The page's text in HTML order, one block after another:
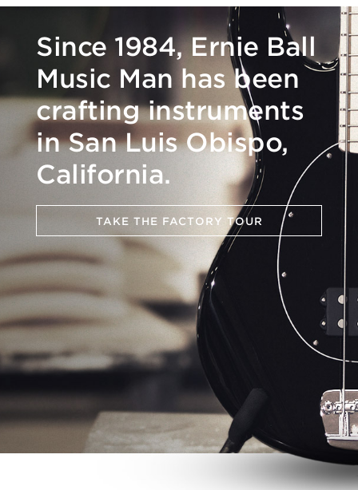
Since 1984, Ernie Ball
Music Man has been
crafting instruments
in San Luis Obispo,
California.
TAKE THE FACTORY TOUR